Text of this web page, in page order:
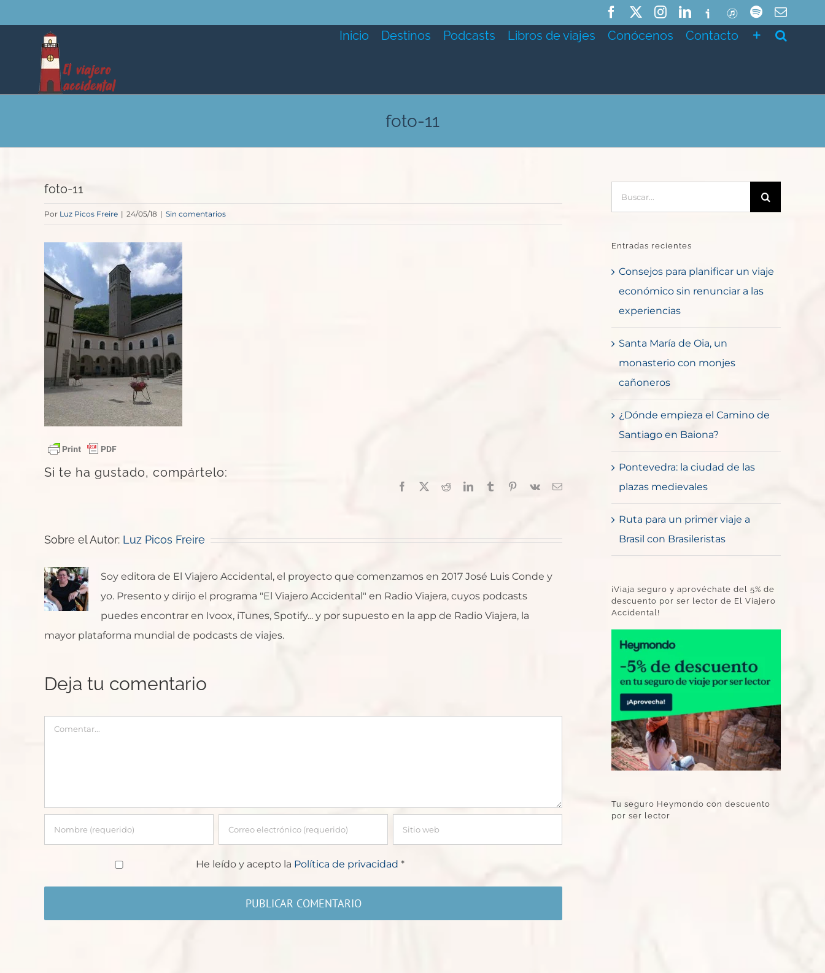
al
contenido
FacebookInstagramLinkedIn
IvooxITunesSpotifyCorreo
Inicio Destinos Podcasts Libros de viajes Conócenos Contacto
foto-11
foto-11
Por Luz Picos Freire | 24/05/18 | Sin comentarios
Si te ha gustado, compártelo:
Facebook RedditLinkedInTumblr Pinterest
Vk
Correo
Sobre el Autor: Luz Picos Freire
Soy editora de El Viajero Accidental, el proyecto que comenzamos en 2017 José Luis Conde y
yo. Presento y dirijo el programa "El Viajero Accidental" en Radio Viajera, cuyos podcasts
puedes encontrar en Ivoox, iTunes, Spotify... y por supuesto en la app de Radio Viajera, la
mayor plataforma mundial de podcasts de viajes.
Deja tu comentario
Comentar
He leído y acepto la Política de privacidad*
Entradas recientes
Consejos para planificar un viaje
económico sin renunciar a las
experiencias
Santa María de Oia, un
monasterio con monjes
cañoneros
¿Dónde empieza el Camino de
Santiago en Baiona?
Pontevedra: la ciudad de las
plazas medievales
Ruta para un primer viaje a
Brasil con Brasileristas
¡Viaja seguro y aprovéchate del 5% de
descuento por ser lector de El Viajero
Accidental!
Tu seguro Heymondo con descuento
por ser lector